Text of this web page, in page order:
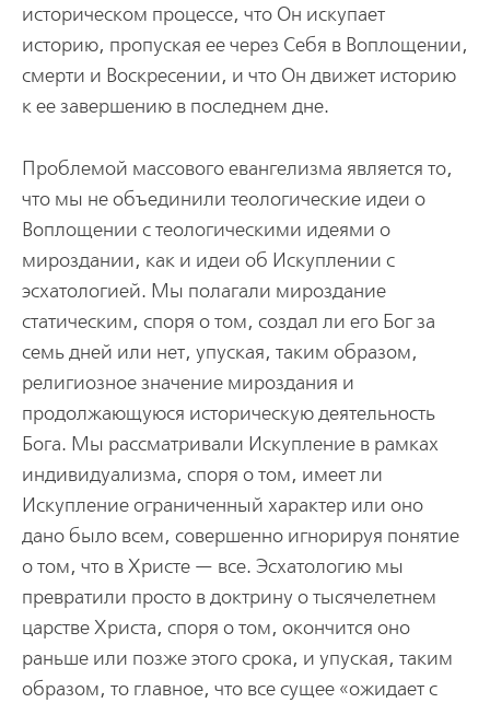
историческом процессе, что Он искупает
историю, пропуская ее через Себя в Воплощении,
смерти и Воскресении, и что Он движет историю
к ее завершению в последнем дне.
Проблемой массового евангелизма является то,
что мы не объединили теологические идеи о
Воплощении с теологическими идеями о
мироздании, как и идеи об Искуплении с
эсхатологией. Мы полагали мироздание
статическим, споря о том, создал ли его Бог за
семь дней или нет, упуская, таким образом,
религиозное значение мироздания и
продолжающуюся историческую деятельность
Бога. Мы рассматривали Искупление в рамках
индивидуализма, споря о том, имеет ли
Искупление ограниченный характер или оно
дано было всем, совершенно игнорируя понятие
о том, что в Христе — все. Эсхатологию мы
превратили просто в доктрину о тысячелетнем
царстве Христа, споря о том, окончится оно
раньше или позже этого срока, и упуская, таким
образом, то главное, что все сущее «ожидает с